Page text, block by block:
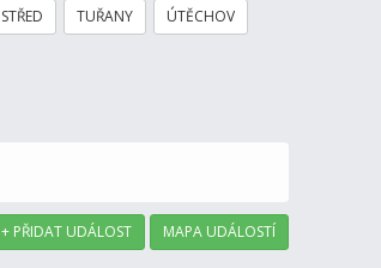
STŘED TUŘANY ÚTĚCHOV
+ PŘIDAT UDÁLOST MAPA UDÁLOSTÍ